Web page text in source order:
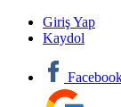
Giriş Yap
Kaydol